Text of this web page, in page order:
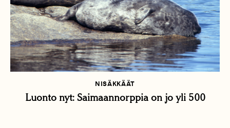
NISÄKKÄÄT
Luonto nyt: Saimaannorppia on jo yli 500